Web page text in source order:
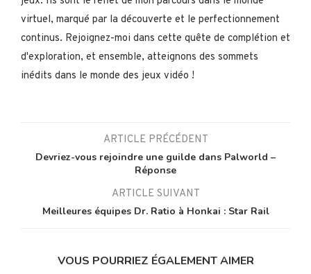
virtuel, marqué par la découverte et le perfectionnement
continus. Rejoignez-moi dans cette quête de complétion et
d'exploration, et ensemble, atteignons des sommets
inédits dans le monde des jeux vidéo !
ARTICLE PRÉCÉDENT
Devriez-vous rejoindre une guilde dans Palworld –
Réponse
ARTICLE SUIVANT
Meilleures équipes Dr. Ratio à Honkai : Star Rail
VOUS POURRIEZ ÉGALEMENT AIMER